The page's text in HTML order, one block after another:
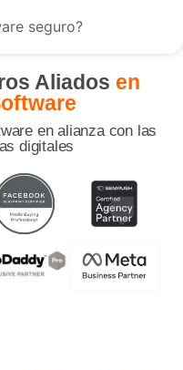
seguro?
Aliados en
en alianza con las
digitales